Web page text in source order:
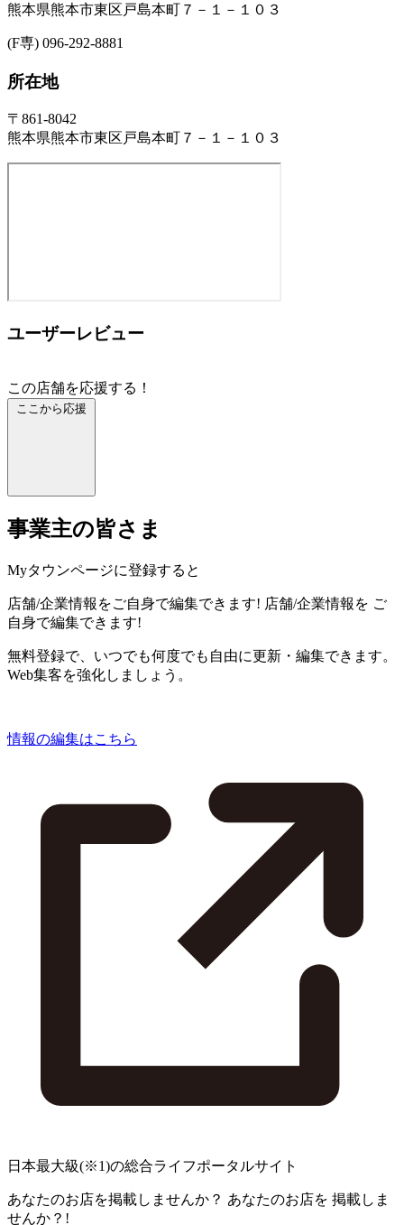
熊本県熊本市東区戸島本町７－１－１０３
(F専) 096-292-8881
所在地
〒861-8042
熊本県熊本市東区戸島本町７－１－１０３
ユーザーレビュー
この店舗を応援する！
ここから応援
事業主の皆さま
Myタウンページに登録すると
店舗/企業情報をご自身で編集できます! 店舗/企業情報を ご
自身で編集できます!
無料登録で、いつでも何度でも自由に更新・編集できます。
Web集客を強化しましょう。
情報の編集はこちら
日本最大級(※1)の総合ライフポータルサイト
あなたのお店を掲載しませんか？ あなたのお店を 掲載しま
せんか？!